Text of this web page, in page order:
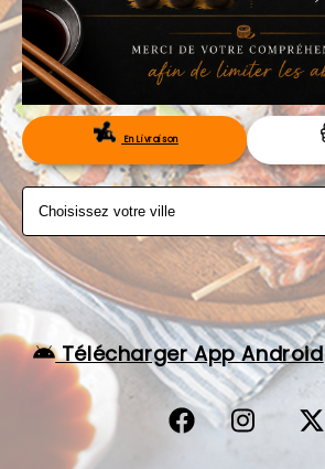
MENTIONS LÉGALES
C.G.V
RÉSERVATIONEn Livraison
Télécharger App Android